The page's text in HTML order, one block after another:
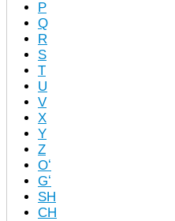
P
Q
R
S
T
U
V
X
Y
Z
Oʻ
Gʻ
SH
CH